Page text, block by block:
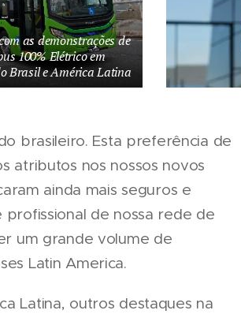
as demonstrações de
100% Elétrico em
Brasil e América Latina
brasileiro. Esta preferência de
atributos nos nossos novos
ainda mais seguros e
profissional de nossa rede de
um grande volume de
Latin America.
Latina, outros destaques na